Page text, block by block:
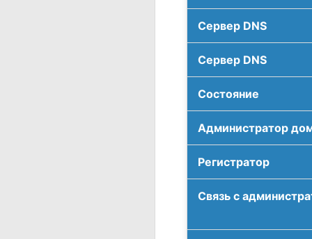
Сервер DNS
Сервер DNS
Соcтояние
Администратор
Регистратор
Связь с